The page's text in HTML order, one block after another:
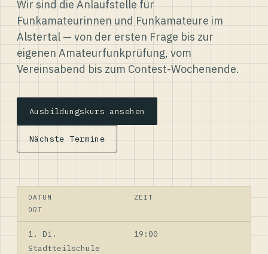
Wir sind die Anlaufstelle für
Funkamateurinnen und Funkamateure im
Alstertal — von der ersten Frage bis zur
eigenen Amateurfunkprüfung, vom
Vereinsabend bis zum Contest-Wochenende.
Ausbildungskurs ansehen
Nächste Termine
DATUM
ZEIT
ORT
1. Di.
19:00
Stadtteilschule